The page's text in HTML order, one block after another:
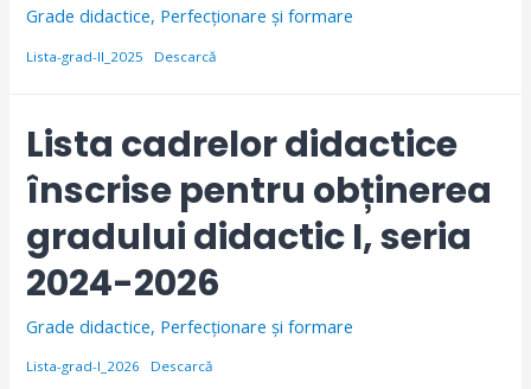
Grade didactice, Perfecționare și formare
Lista-grad-II_2025 Descarcă
Lista cadrelor didactice
înscrise pentru obținerea
gradului didactic I, seria
2024-2026
Grade didactice, Perfecționare și formare
Lista-grad-I_2026 Descarcă